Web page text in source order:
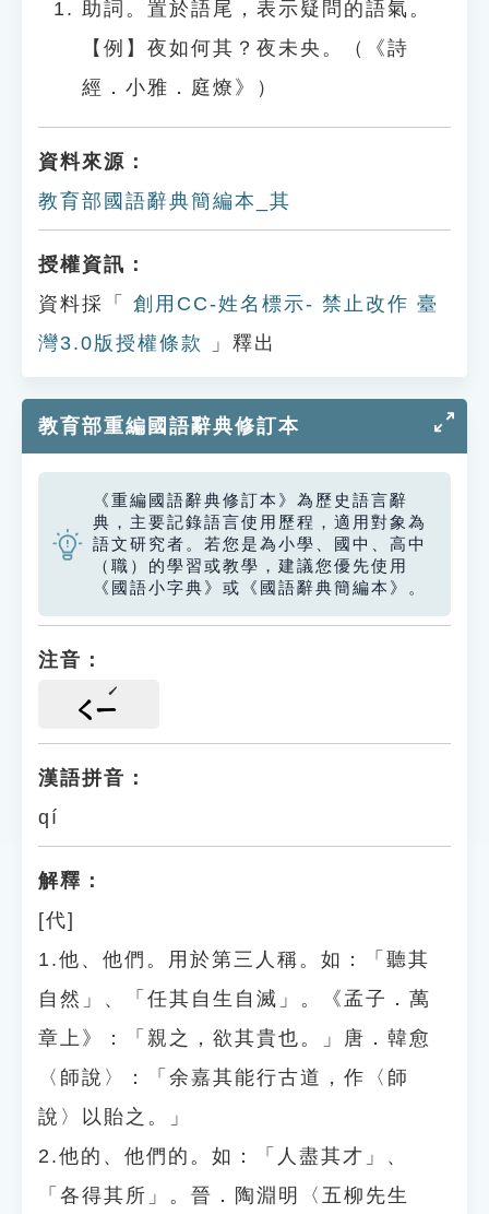
助詞。置於語尾，表示疑問的語氣。
【例】夜如何其？夜未央。（《詩
經．小雅．庭燎》）
資料來源：
教育部國語辭典簡編本_其
授權資訊：
資料採「
創用CC-姓名標示- 禁止改作 臺
灣3.0版授權條款
」釋出
教育部重編國語辭典修訂本
《重編國語辭典修訂本》為歷史語言辭
典，主要記錄語言使用歷程，適用對象為
語文研究者。若您是為小學、國中、高中
（職）的學習或教學，建議您優先使用
《國語小字典》或《國語辭典簡編本》。
注音：
ㄑㄧ
漢語拼音：
qí
解釋：
[代]
1.他、他們。用於第三人稱。如：「聽其
自然」、「任其自生自滅」。《孟子．萬
章上》：「親之，欲其貴也。」唐．韓愈
〈師說〉：「余嘉其能行古道，作〈師
說〉以貽之。」
2.他的、他們的。如：「人盡其才」、
「各得其所」。晉．陶淵明〈五柳先生